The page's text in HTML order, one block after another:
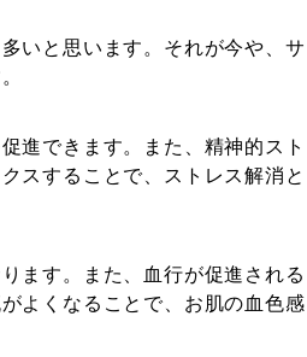
いと思います。それが今や、サ
進できます。また、精神的スト
スすることで、ストレス解消と
ます。また、血行が促進される
よくなることで、お肌の血色感